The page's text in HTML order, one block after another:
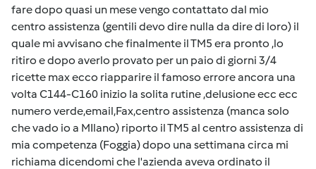
fare dopo quasi un mese vengo contattato dal mio
centro assistenza (gentili devo dire nulla da dire di loro) il
quale mi avvisano che finalmente il TM5 era pronto ,lo
ritiro e dopo averlo provato per un paio di giorni 3/4
ricette max ecco riapparire il famoso errore ancora una
volta C144-C160 inizio la solita rutine ,delusione ecc ecc
numero verde,email,Fax,centro assistenza (manca solo
che vado io a MIlano) riporto il TM5 al centro assistenza di
mia competenza (Foggia) dopo una settimana circa mi
richiama dicendomi che l'azienda aveva ordinato il